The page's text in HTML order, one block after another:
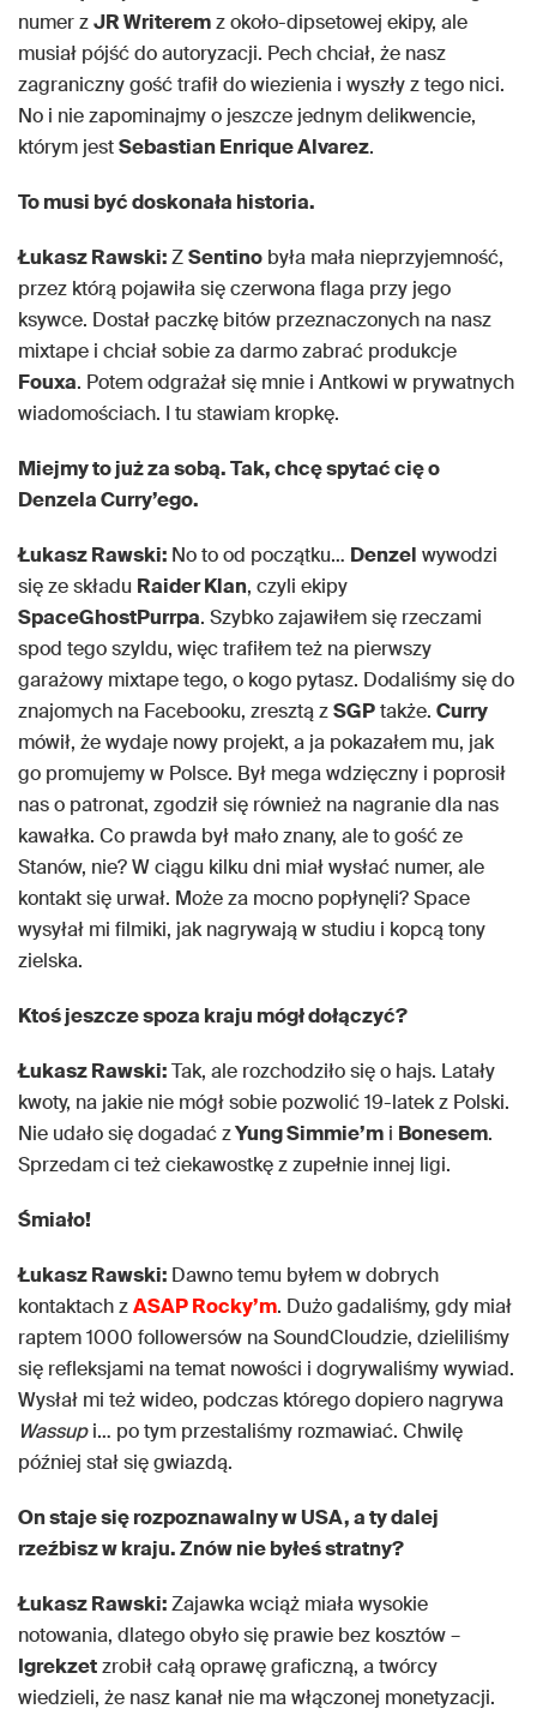
numer zJR Writeremz około-dipsetowej ekipy, ale
musiał pójść do autoryzacji. Pech chciał, że nasz
zagraniczny gość trafił do wiezienia i wyszły z tego nici.
No i nie zapominajmy o jeszcze jednym delikwencie,
którym jestSebastian Enrique Alvarez.
To musi być doskonała historia.
Łukasz Rawski:ZSentino była mała nieprzyjemność,
przez którą pojawiła się czerwona flaga przy jego
ksywce. Dostał paczkę bitów przeznaczonych na nasz
mixtape i chciał sobie za darmo zabrać produkcje
Fouxa. Potem odgrażał się mnie i Antkowi w prywatnych
wiadomościach. I tu stawiam kropkę.
Miejmy to już za sobą. Tak, chcę spytać cię o
Denzela Curry’ego.
Łukasz Rawski: No to od początku… Denzel wywodzi
się ze składu Raider Klan, czyli ekipy
SpaceGhostPurrpa. Szybko zajawiłem się rzeczami
spod tego szyldu, więc trafiłem też na pierwszy
garażowy mixtape tego, o kogo pytasz. Dodaliśmy się do
znajomych na Facebooku, zresztą zSGPtakże. Curry
mówił, że wydaje nowy projekt, a ja pokazałem mu, jak
go promujemy w Polsce. Był mega wdzięczny i poprosił
nas o patronat, zgodził się również na nagranie dla nas
kawałka. Co prawda był mało znany, ale to gość ze
Stanów, nie? W ciągu kilku dni miał wysłać numer, ale
kontakt się urwał. Może za mocno popłynęli? Space
wysyłał mi filmiki, jak nagrywają w studiu i kopcą tony
zielska.
Ktoś jeszcze spoza kraju mógł dołączyć?
Łukasz Rawski:Tak, ale rozchodziło się o hajs. Latały
kwoty, na jakie nie mógł sobie pozwolić 19-latek z Polski.
Nie udało się dogadać zYung Simmie’m i Bonesem.
Sprzedam ci też ciekawostkę z zupełnie innej ligi.
Śmiało!
Łukasz Rawski: Dawno temu byłem w dobrych
kontaktach zASAP Rocky’m. Dużo gadaliśmy, gdy miał
raptem 1000 followersów na SoundCloudzie, dzieliliśmy
się refleksjami na temat nowości i dogrywaliśmy wywiad.
Wysłał mi też wideo, podczas którego dopiero nagrywa
Wassupi… po tym przestaliśmy rozmawiać. Chwilę
później stał się gwiazdą.
On staje się rozpoznawalny w USA, a ty dalej
rzeźbisz w kraju. Znów nie byłeś stratny?
Łukasz Rawski:Zajawka wciąż miała wysokie
notowania, dlatego obyło się prawie bez kosztów –
Igrekzetzrobił całą oprawę graficzną, a twórcy
wiedzieli, że nasz kanał nie ma włączonej monetyzacji.